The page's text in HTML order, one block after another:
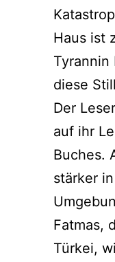
Haus ist
Tyrannin
diese
Der
auf ihr
Buches.
stärker
Fatmas,
Türkei,